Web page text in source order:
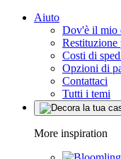
Aiuto
Dov'è il mio
Restituzione
Costi di
Opzioni di
Contattaci
Tutti i temi
More inspiration